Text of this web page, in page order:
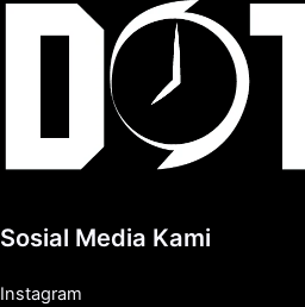
Sosial Media Kami
Instagram